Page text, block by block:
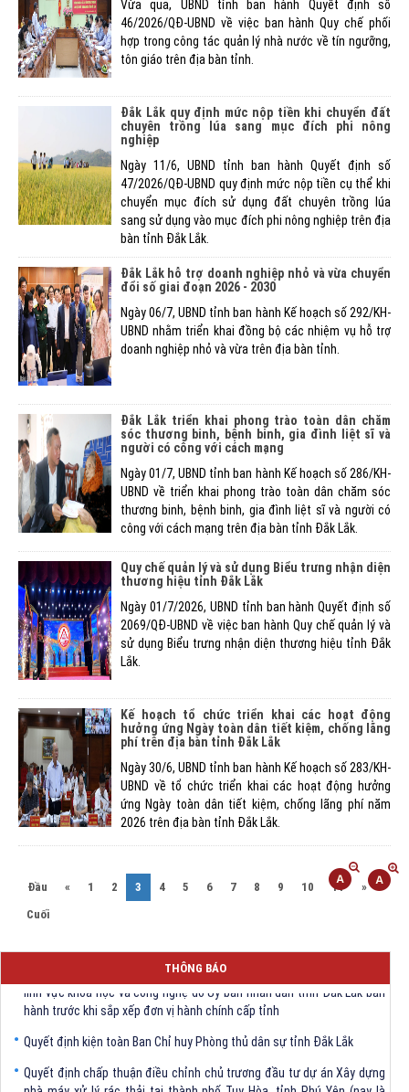
Vừa qua, UBND tỉnh ban hành Quyết định số
46/2026/QĐ-UBND về việc ban hành Quy chế phối
hợp trong công tác quản lý nhà nước về tín ngưỡng,
tôn giáo trên địa bàn tỉnh.
Đắk Lắk quy định mức nộp tiền khi chuyển đất
chuyên trồng lúa sang mục đích phi nông
nghiệp
Ngày 11/6, UBND tỉnh ban hành Quyết định số
47/2026/QĐ-UBND quy định mức nộp tiền cụ thể khi
chuyển mục đích sử dụng đất chuyên trồng lúa
sang sử dụng vào mục đích phi nông nghiệp trên địa
bàn tỉnh Đắk Lắk.
Đắk Lắk hỗ trợ doanh nghiệp nhỏ và vừa chuyển
đổi số giai đoạn 2026 - 2030
Ngày 06/7, UBND tỉnh ban hành Kế hoạch số 292/KH-
UBND nhằm triển khai đồng bộ các nhiệm vụ hỗ trợ
doanh nghiệp nhỏ và vừa trên địa bàn tỉnh.
Đắk Lắk triển khai phong trào toàn dân chăm
sóc thương binh, bệnh binh, gia đình liệt sĩ và
người có công với cách mạng
Ngày 01/7, UBND tỉnh ban hành Kế hoạch số 286/KH-
UBND về triển khai phong trào toàn dân chăm sóc
thương binh, bệnh binh, gia đình liệt sĩ và người có
công với cách mạng trên địa bàn tỉnh Đắk Lắk.
Quy chế quản lý và sử dụng Biểu trưng nhận diện
thương hiệu tỉnh Đắk Lắk
Ngày 01/7/2026, UBND tỉnh ban hành Quyết định số
2069/QĐ-UBND về việc ban hành Quy chế quản lý và
sử dụng Biểu trưng nhận diện thương hiệu tỉnh Đắk
Lắk.
Kế hoạch tổ chức triển khai các hoạt động
hưởng ứng Ngày toàn dân tiết kiệm, chống lãng
phí trên địa bàn tỉnh Đắk Lắk
Ngày 30/6, UBND tỉnh ban hành Kế hoạch số 283/KH-
UBND về tổ chức triển khai các hoạt động hưởng
ứng Ngày toàn dân tiết kiệm, chống lãng phí năm
2026 trên địa bàn tỉnh Đắk Lắk.
Đầu « 1 2 3 (current)
4 5 6 7 8 9 10 11
»
Cuối
THÔNG BÁO
Quyết định Về việc bãi bỏ một số văn bảng quy phạm pháp luật trong
lĩnh vực khoa học và công nghệ do Ủy ban nhân dân tỉnh Đắk Lắk ban
hành trước khi sắp xếp đơn vị hành chính cấp tỉnh
nhà máy xử lý rác thải tại thành phố Tuy Hòa, tỉnh Phú Yên (nay là